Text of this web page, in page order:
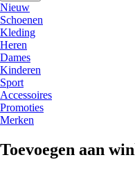
Nieuw
Schoenen
Kleding
Heren
Dames
Kinderen
Sport
Accessoires
Promoties
Merken
Toevoegen aan